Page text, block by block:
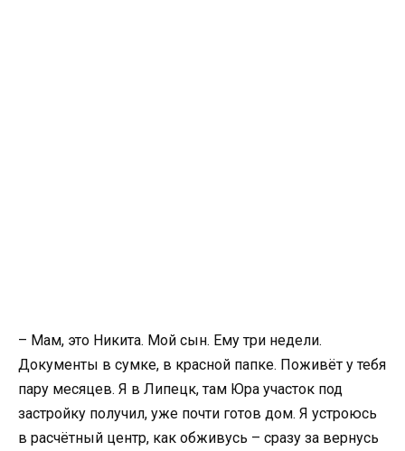
– Мам, это Никита. Мой сын. Ему три недели.
Документы в сумке, в красной папке. Поживёт у тебя
пару месяцев. Я в Липецк, там Юра участок под
застройку получил, уже почти готов дом. Я устроюсь
в расчётный центр, как обживусь – сразу за вернусь